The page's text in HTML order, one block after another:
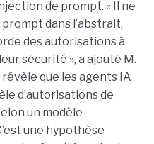
de prompt. « Il ne
prompt dans l’abstrait,
des autorisations à
sécurité », a ajouté M.
que les agents IA
d’autorisations de
un modèle
une hypothèse